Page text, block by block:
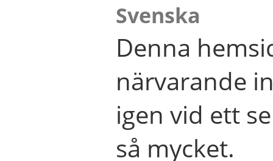
Svenska
Denna
närvarande
igen vid ett
så mycket.